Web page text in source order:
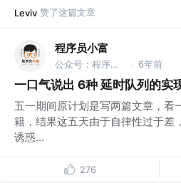
Leviv 赞了这篇文章
程序员小富
公众号：程序员小富 · 6年前
一口气说出 6种 延时队列的实
五一期间原计划是写两篇文章，看
籍，结果这五天由于自律性过于差
诱惑...
276